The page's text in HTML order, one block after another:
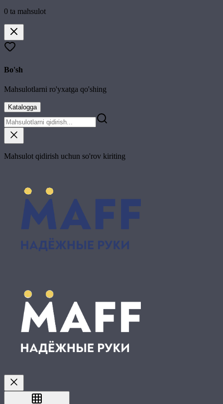
0 ta mahsulot
Bo'sh
Mahsulotlarni ro'yxatga qo'shing
Katalogga
Mahsulot qidirish uchun so'rov kiriting